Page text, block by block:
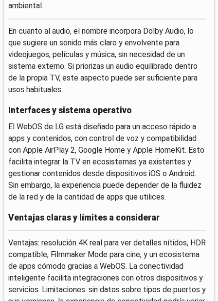
ambiental.
En cuanto al audio, el nombre incorpora Dolby Audio, lo
que sugiere un sonido más claro y envolvente para
videojuegos, películas y música, sin necesidad de un
sistema externo. Si priorizas un audio equilibrado dentro
de la propia TV, este aspecto puede ser suficiente para
usos habituales.
Interfaces y sistema operativo
El WebOS de LG está diseñado para un acceso rápido a
apps y contenidos, con control de voz y compatibilidad
con Apple AirPlay 2, Google Home y Apple HomeKit. Esto
facilita integrar la TV en ecosistemas ya existentes y
gestionar contenidos desde dispositivos iOS o Android.
Sin embargo, la experiencia puede depender de la fluidez
de la red y de la cantidad de apps que utilices.
Ventajas claras y límites a considerar
Ventajas: resolución 4K real para ver detalles nítidos, HDR
compatible, Filmmaker Mode para cine, y un ecosistema
de apps cómodo gracias a WebOS. La conectividad
inteligente facilita integraciones con otros dispositivos y
servicios. Limitaciones: sin datos sobre tipos de puertos y